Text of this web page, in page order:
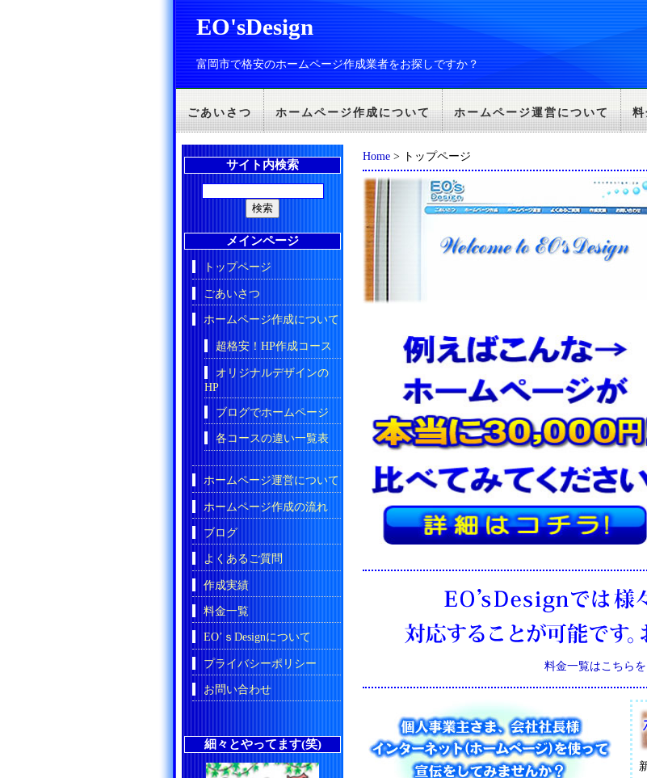
EO'sDesign
富岡市で格安のホームページ作成業者をお探しですか？
ごあいさつ ホームページ作成について ホームページ運営について
Home > トップページ
料金一覧はこちらを
サイト内検索
メインページ
トップページ
ごあいさつ
ホームページ作成について
超格安！HP作成コース
オリジナルデザインの
HP
ブログでホームページ
各コースの違い一覧表
ホームページ運営について
ホームページ作成の流れ
ブログ
よくあるご質問
作成実績
料金一覧
EO’ｓDesignについて
プライバシーポリシー
お問い合わせ
細々とやってます(笑)